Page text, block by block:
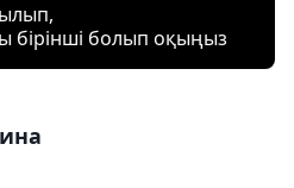
бірінші болып оқыңыз